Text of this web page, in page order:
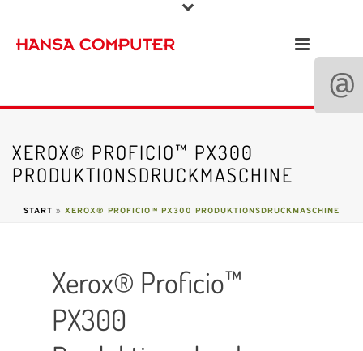
XEROX® PROFICIO™ PX300
PRODUKTIONSDRUCKMASCHINE
START » XEROX® PROFICIO™ PX300 PRODUKTIONSDRUCKMASCHINE
Xerox® Proficio™
PX300